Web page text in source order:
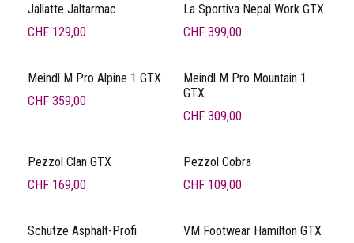
Jallatte Jaltarmac
CHF 129,00
La Sportiva Nepal Work GTX
CHF 399,00
Meindl M Pro Alpine 1 GTX
CHF 359,00
Meindl M Pro Mountain 1
GTX
CHF 309,00
Pezzol Clan GTX
CHF 169,00
Pezzol Cobra
CHF 109,00
Schütze Asphalt-Profi
VM Footwear Hamilton GTX